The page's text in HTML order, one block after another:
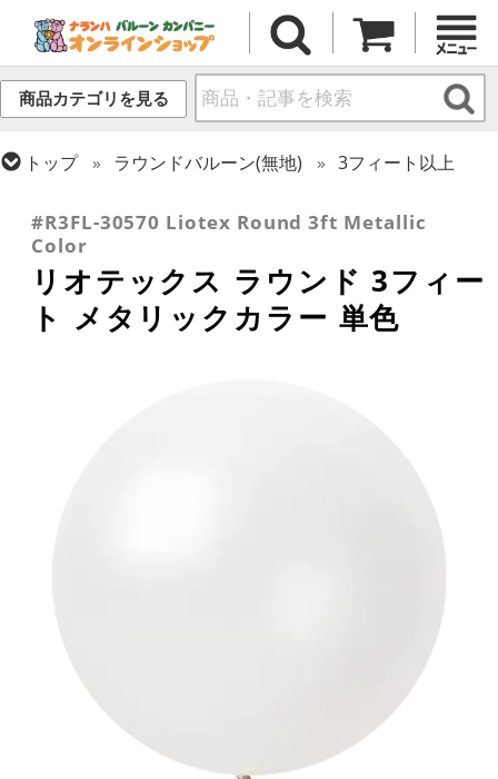
商品カテゴリを見る
トップ ラウンドバルーン(無地)
3フィート以上
#R3FL-30570 Liotex Round 3ft Metallic
Color
リオテックス ラウンド 3フィー
ト メタリックカラー 単色